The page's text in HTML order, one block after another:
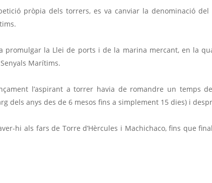
pròpia dels torrers, es va canviar la denominació
promulgar la Llei de ports i de la marina mercant, en la
Marítims.
l’aspirant a torrer havia de romandre un temps
dels anys des de 6 mesos fins a simplement 15 dies) i
hi als fars de Torre d’Hèrcules i Machichaco, fins que